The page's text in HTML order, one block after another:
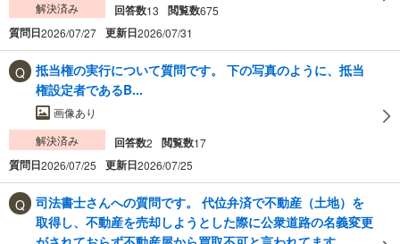
解決済み 回答数13 閲覧数675
質問日2026/07/27 更新日2026/07/31
抵当権の実行について質問です。 下の写真のように、抵当
権設定者であるB...
画像あり
解決済み
回答数2 閲覧数17
質問日2026/07/25 更新日2026/07/25
司法書士さんへの質問です。 代位弁済で不動産（土地）を
取得し、不動産を売却しようとした際に公衆道路の名義変更